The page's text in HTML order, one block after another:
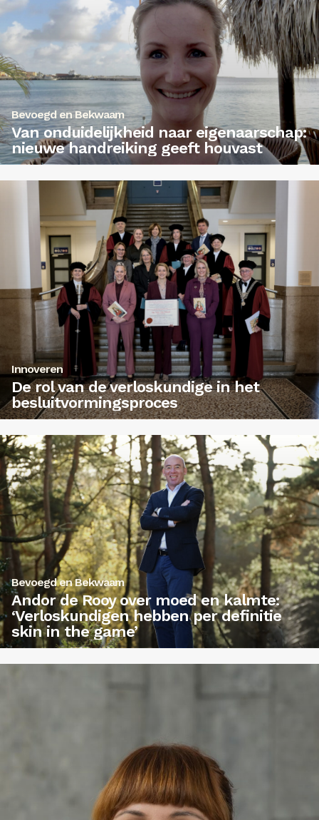
Bevoegd en Bekwaam
Van onduidelijkheid naar eigenaarschap:
nieuwe handreiking geeft houvast
Innoveren
De rol van de verloskundige in het
besluitvormingsproces
Bevoegd en Bekwaam
Andor de Rooy over moed en kalmte:
‘Verloskundigen hebben per definitie
skin in the game’